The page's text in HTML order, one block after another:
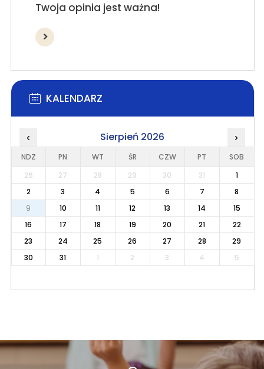
Twoja opinia jest ważna!
KALENDARZ
‹ Sierpień 2026 ›
NDZ PN WT ŚR CZW PT
SOB
26
27 28 29 30 31
1
2
3 4 5 6 7
8
9
10 11 12 13 14
15
16
17 18 19 20 21
22
23
24 25 26 27 28
29
30
31 1 2 3 4 5